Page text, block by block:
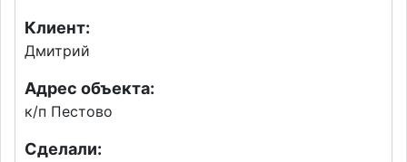
Клиент:
Дмитрий
Адрес объекта:
к/п Пестово
Сделали: